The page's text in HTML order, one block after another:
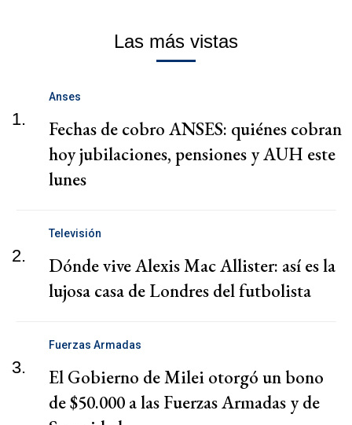
Las más vistas
1.
Anses
Fechas de cobro ANSES: quiénes cobran
hoy jubilaciones, pensiones y AUH este
lunes
2.
Televisión
Dónde vive Alexis Mac Allister: así es la
lujosa casa de Londres del futbolista
3.
Fuerzas Armadas
El Gobierno de Milei otorgó un bono
de $50.000 a las Fuerzas Armadas y de